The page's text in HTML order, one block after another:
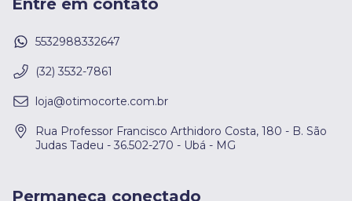
Entre em contato
5532988332647
(32) 3532-7861
loja@otimocorte.com.br
Rua Professor Francisco Arthidoro Costa, 180 - B. São
Judas Tadeu - 36.502-270 - Ubá - MG
Permaneça conectado